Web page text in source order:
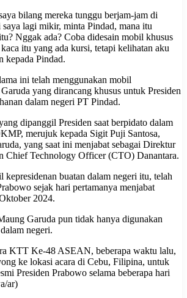
bilang mereka tunggu berjam-jam di
lagi mikir, minta Pindad, mana itu
Nggak ada? Coba didesain mobil khusus
itu yang ada kursi, tetapi kelihatan aku
kepada Pindad.
ini telah menggunakan mobil
yang dirancang khusus untuk Presiden
dalam negeri PT Pindad.
dipanggil Presiden saat berpidato dalam
merujuk kepada Sigit Puji Santosa,
yang saat ini menjabat sebagai Direktur
Chief Technology Officer (CTO) Danantara.
buatan dalam negeri itu, telah
sejak hari pertamanya menjabat
2024.
Garuda pun tidak hanya digunakan
negeri.
KTT Ke-48 ASEAN, beberapa waktu lalu,
ke lokasi acara di Cebu, Filipina, untuk
Presiden Prabowo selama beberapa hari
ar)